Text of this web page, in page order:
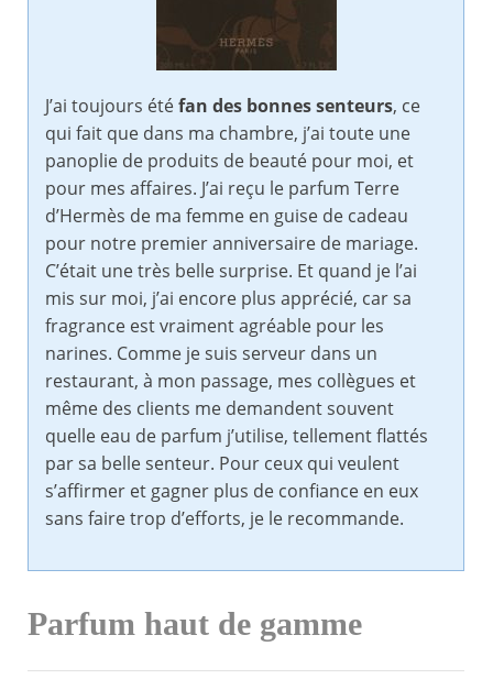
J’ai toujours étéfan des bonnes senteurs, ce
qui fait que dans ma chambre, j’ai toute une
panoplie de produits de beauté pour moi, et
pour mes affaires. J’ai reçu le parfum Terre
d’Hermès de ma femme en guise de cadeau
pour notre premier anniversaire de mariage.
C’était une très belle surprise. Et quand je l’ai
mis sur moi, j’ai encore plus apprécié, car sa
fragrance est vraiment agréable pour les
narines. Comme je suis serveur dans un
restaurant, à mon passage, mes collègues et
même des clients me demandent souvent
quelle eau de parfum j’utilise, tellement flattés
par sa belle senteur. Pour ceux qui veulent
s’affirmer et gagner plus de confiance en eux
sans faire trop d’efforts, je le recommande.
Parfum haut de gamme